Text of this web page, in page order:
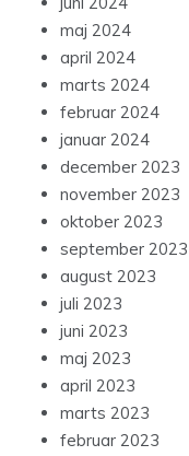
maj 2024
april 2024
marts 2024
februar 2024
januar 2024
december 2023
november 2023
oktober 2023
september 2023
august 2023
juli 2023
juni 2023
maj 2023
april 2023
marts 2023
februar 2023